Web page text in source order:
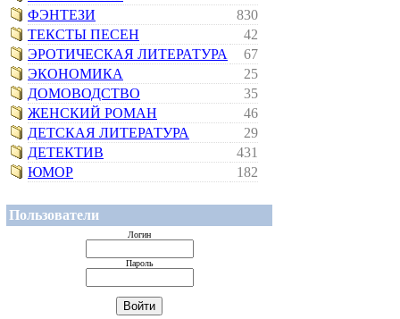
ФЭНТЕЗИ
830
ТЕКСТЫ ПЕСЕН
42
ЭРОТИЧЕСКАЯ ЛИТЕРАТУРА
67
ЭКОНОМИКА
25
ДОМОВОДСТВО
35
ЖЕНСКИЙ РОМАН
46
ДЕТСКАЯ ЛИТЕРАТУРА
29
ДЕТЕКТИВ
431
ЮМОР
182
Пользователи
Логин
Пароль